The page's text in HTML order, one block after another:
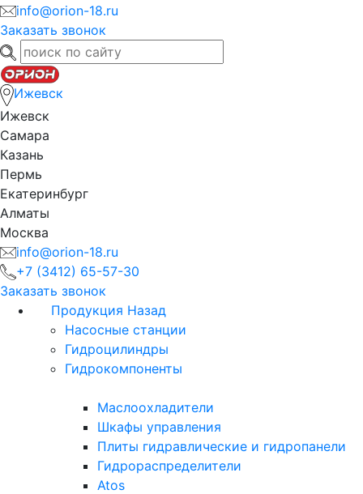
info@orion-18.ru
Заказать звонок
Ижевск
Ижевск
Самара
Казань
Пермь
Екатеринбург
Алматы
Москва
info@orion-18.ru
+7 (3412) 65-57-30
Заказать звонок
Продукция Назад
Насосные станции
Гидроцилиндры
Гидрокомпоненты
Маслоохладители
Шкафы управления
Плиты гидравлические и гидропанели
Гидрораспределители
Atos